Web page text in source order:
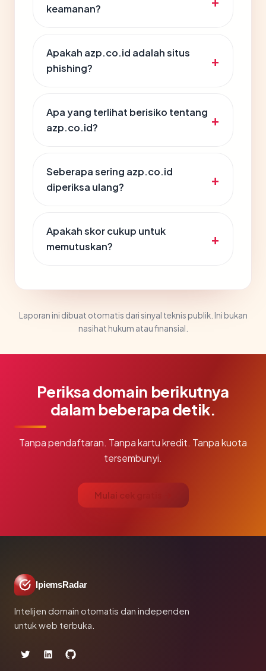
keamanan?
Apakah azp.co.id adalah situs
phishing?
Apa yang terlihat berisiko tentang
azp.co.id?
Seberapa sering azp.co.id
diperiksa ulang?
Apakah skor cukup untuk
memutuskan?
Laporan ini dibuat otomatis dari sinyal teknis publik. Ini bukan
nasihat hukum atau finansial.
Periksa domain berikutnya
dalam beberapa detik.
Tanpa pendaftaran. Tanpa kartu kredit. Tanpa kuota
tersembunyi.
Mulai cek gratis →
IpiemsRadar
Intelijen domain otomatis dan independen
untuk web terbuka.